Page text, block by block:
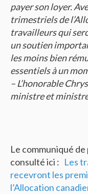
payer son loyer.
trimestriels de
travailleurs qui
un soutien
les moins bien
essentiels à un
– L’honorable
ministre et
Le communiqué
consulté ici : Les
recevront les
l’Allocation